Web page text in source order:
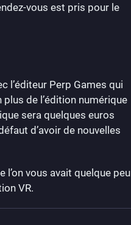
vous est pris pour le
l’éditeur Perp Games qui
de l’édition numérique
sera quelques euros
d’avoir de nouvelles
l’on vous avait quelque peu
VR.